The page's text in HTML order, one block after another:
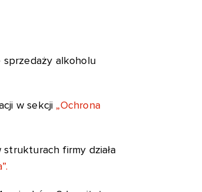
sprzedaży alkoholu
w sekcji „Ochrona
firmy działa